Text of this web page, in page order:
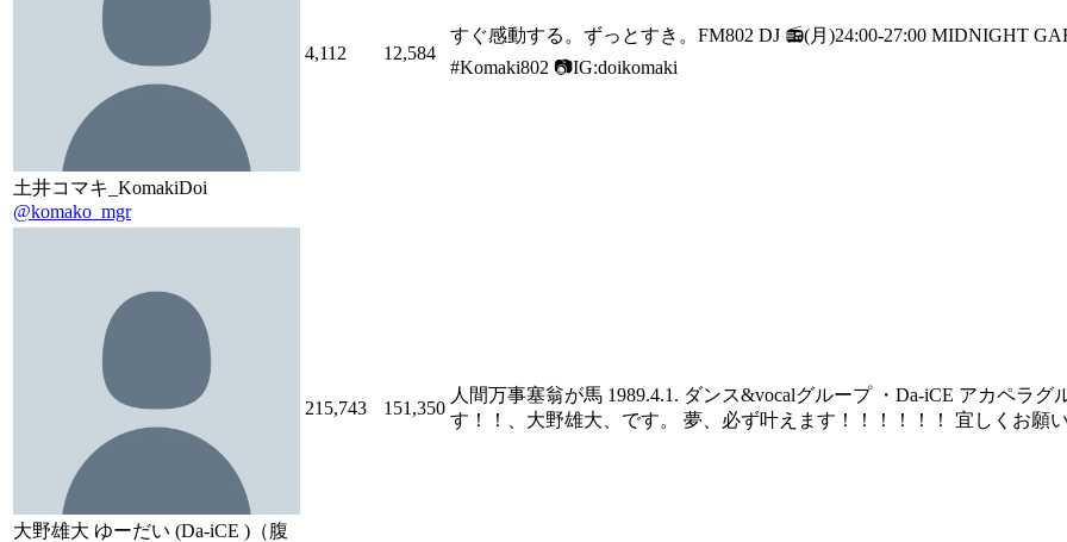
土井コマキ_KomakiDoi
@komako_mgr
4,112 12,584
すぐ感動する。ずっとすき。FM802 DJ 📻(月)24:00-27:00 MIDNIGHT
#Komaki802 📷IG:doikomaki
大野雄大 ゆーだい (Da-iCE )（腹
215,743 151,350
人間万事塞翁が馬 1989.4.1. ダンス&vocalグループ ・Da-iCE アカペラ
す！！、大野雄大、です。 夢、必ず叶えます！！！！！！ 宜しくお願